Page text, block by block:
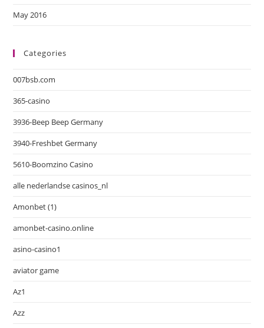
May 2016
Categories
007bsb.com
365-casino
3936-Beep Beep Germany
3940-Freshbet Germany
5610-Boomzino Casino
alle nederlandse casinos_nl
Amonbet (1)
amonbet-casino.online
asino-casino1
aviator game
Az1
Azz